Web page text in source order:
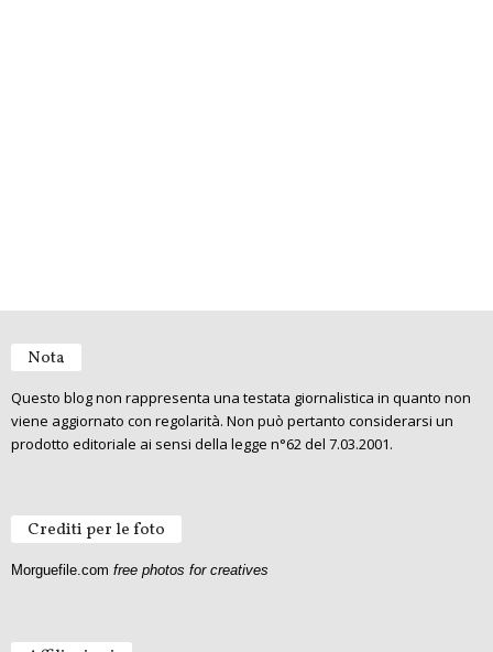
Nota
Questo blog non rappresenta una testata giornalistica in quanto non
viene aggiornato con regolarità. Non può pertanto considerarsi un
prodotto editoriale ai sensi della legge n°62 del 7.03.2001.
Crediti per le foto
Morguefile.com free photos for creatives